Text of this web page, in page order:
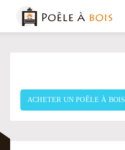
ACHETER UN POÊLE À BOIS